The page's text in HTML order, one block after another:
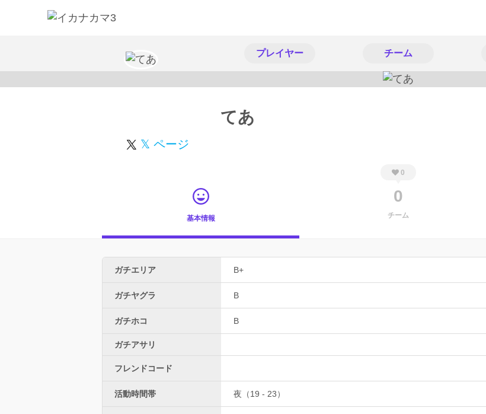
プレイヤー チーム
てあ
𝕏 ページ
基本情報
0
0
チーム
ガチエリア B+
ガチヤグラ B
ガチホコ B
ガチアサリ
フレンドコード
活動時間帯 夜（19 - 23）